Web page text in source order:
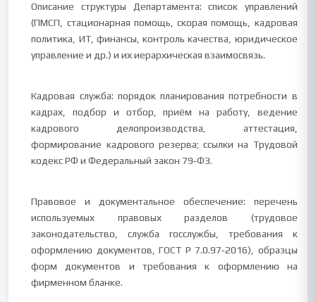
Описание структуры Департамента: список управлений
(ПМСП, стационарная помощь, скорая помощь, кадровая
политика, ИТ, финансы, контроль качества, юридическое
управление и др.) и их иерархическая взаимосвязь.
Кадровая служба: порядок планирования потребности в
кадрах, подбор и отбор, приём на работу, ведение
кадрового делопроизводства, аттестация,
формирование кадрового резерва; ссылки на Трудовой
кодекс РФ и Федеральный закон 79‑ФЗ.
Правовое и документальное обеспечение: перечень
используемых правовых разделов (трудовое
законодательство, служба госслужбы, требования к
оформлению документов, ГОСТ Р 7.0.97‑2016), образцы
форм документов и требования к оформлению на
фирменном бланке.